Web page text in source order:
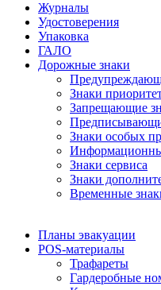
Журналы
Удостоверения
Упаковка
ГАЛО
Дорожные знаки
Знаки
Запрещающие
Знаки особых
Знаки сервиса
Знаки
Временные
Планы эвакуации
POS-материалы
Трафареты
Гардеробные